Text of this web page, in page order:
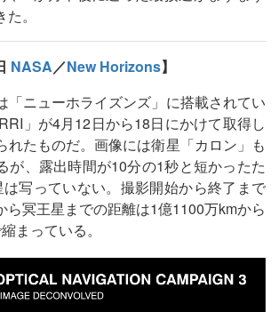
。
NASA／New Horizons】
「ニューホライズンズ」に搭載されてい
」が4月12日から18日にかけて取得し
れたものだ。画像には衛星「カロン」も
が、露出時間が10分の1秒と短かったた
写っていない。撮影開始から終了まで
ら冥王星までの距離は1億1100万kmから
まっている。